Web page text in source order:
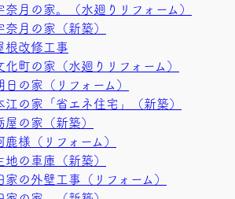
奈月の家。（水廻りリフォーム）
奈月の家（新築）
根改修工事
化町の家（水廻りリフォーム）
日の家（リフォーム）
江の家「省エネ住宅」（新築）
屋の家（新築）
鹿様（リフォーム）
地の車庫（新築）
家の外壁工事（リフォーム）